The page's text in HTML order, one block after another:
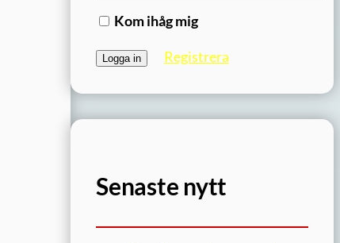
Kom ihåg mig
Registrera
Senaste nytt